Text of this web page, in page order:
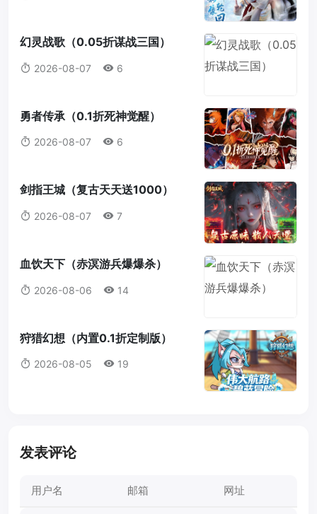
幻灵战歌（0.05折谋战三国）
2026-08-07 6
勇者传承（0.1折死神觉醒）
2026-08-07 6
剑指王城（复古天天送1000）
2026-08-07 7
血饮天下（赤溟游兵爆爆杀）
2026-08-06 14
狩猎幻想（内置0.1折定制版）
2026-08-05 19
发表评论